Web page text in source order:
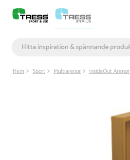
Hem Sport Multiarenor InsideOut Arenor